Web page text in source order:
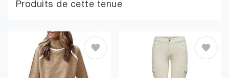
Produits de cette tenue